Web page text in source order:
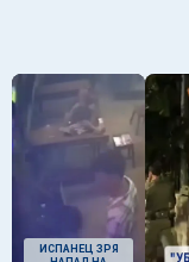
ИСПАНЕЦ ЗРЯ